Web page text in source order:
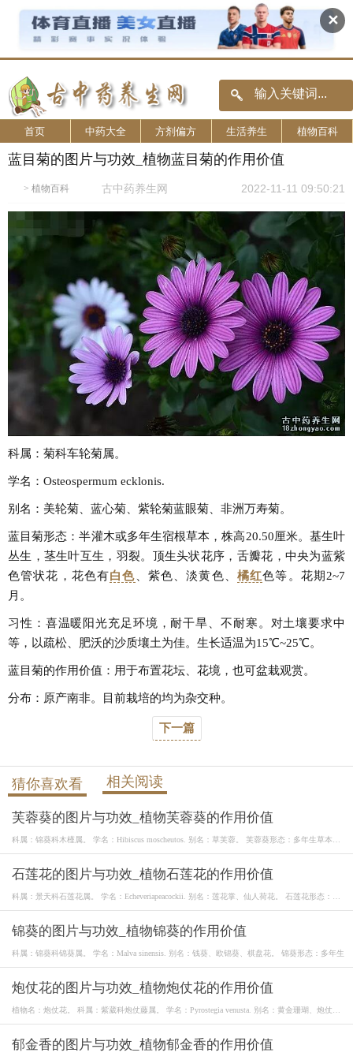
✕
首页 中药大全 方剂偏方 生活养生 植物百科
蓝目菊的图片与功效_植物蓝目菊的作用价值
> 植物百科 古中药养生网 2022-11-11 09:50:21
科属：菊科车轮菊属。
学名：Osteospermum ecklonis.
别名：美轮菊、蓝心菊、紫轮菊蓝眼菊、非洲万寿菊。
蓝目菊形态：半灌木或多年生宿根草本，株高20.50厘米。基生叶
丛生，茎生叶互生，羽裂。顶生头状花序，舌瓣花，中央为蓝紫
色管状花，花色有白色 、紫色、淡黄色、 橘红色等。花期2~7
月。
习性：喜温暖阳光充足环境，耐干旱、不耐寒。对土壤要求中
等，以疏松、肥沃的沙质壤土为佳。生长适温为15℃~25℃。
蓝目菊的作用价值：用于布置花坛、花境，也可盆栽观赏。
分布：原产南非。目前栽培的均为杂交种。
下一篇
猜你喜欢看 相关阅读
芙蓉葵的图片与功效_植物芙蓉葵的作用价值
科属：锦葵科木槿属。 学名：Hibiscus moscheutos. 别名：草芙蓉。 芙蓉葵形态：多年生草本，
石莲花的图片与功效_植物石莲花的作用价值
科属：景天科石莲花属。 学名：Echeveriapeacockii. 别名：莲花掌、仙人荷花。 石莲花形态：多
锦葵的图片与功效_植物锦葵的作用价值
科属：锦葵科锦葵属。 学名：Malva sinensis. 别名：钱葵、欧锦葵、棋盘花。 锦葵形态：多年生
炮仗花的图片与功效_植物炮仗花的作用价值
植物名：炮仗花。 科属：紫葳科炮仗藤属。 学名：Pyrostegia venusta. 别名：黄金珊瑚、炮仗
郁金香的图片与功效_植物郁金香的作用价值